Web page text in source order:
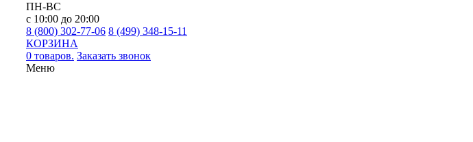
ПН-ВС
с 10:00 до 20:00
8 (800) 302-77-06 8 (499) 348-15-11
КОРЗИНА
0 товаров. Заказать звонок
Меню